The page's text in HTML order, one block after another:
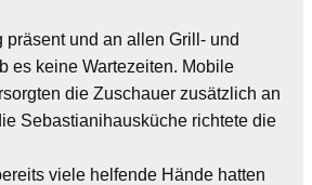
präsent und an allen Grill- und
es keine Wartezeiten. Mobile
die Zuschauer zusätzlich an
Sebastianihausküche richtete die
viele helfende Hände hatten